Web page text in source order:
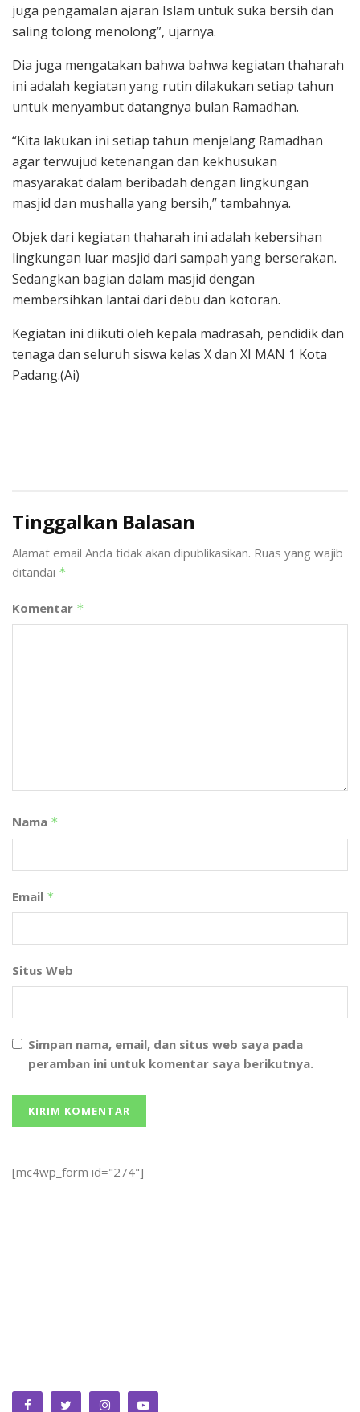
juga pengamalan ajaran Islam untuk suka bersih dan
saling tolong menolong”, ujarnya.
Dia juga mengatakan bahwa bahwa kegiatan thaharah
ini adalah kegiatan yang rutin dilakukan setiap tahun
untuk menyambut datangnya bulan Ramadhan.
“Kita lakukan ini setiap tahun menjelang Ramadhan
agar terwujud ketenangan dan kekhusukan
masyarakat dalam beribadah dengan lingkungan
masjid dan mushalla yang bersih,” tambahnya.
Objek dari kegiatan thaharah ini adalah kebersihan
lingkungan luar masjid dari sampah yang berserakan.
Sedangkan bagian dalam masjid dengan
membersihkan lantai dari debu dan kotoran.
Kegiatan ini diikuti oleh kepala madrasah, pendidik dan
tenaga dan seluruh siswa kelas X dan XI MAN 1 Kota
Padang.(Ai)
Tinggalkan Balasan
Alamat email Anda tidak akan dipublikasikan. Ruas yang wajib
ditandai *
Komentar *
Nama *
Email *
Situs Web
Simpan nama, email, dan situs web saya pada
peramban ini untuk komentar saya berikutnya.
[mc4wp_form id="274"]